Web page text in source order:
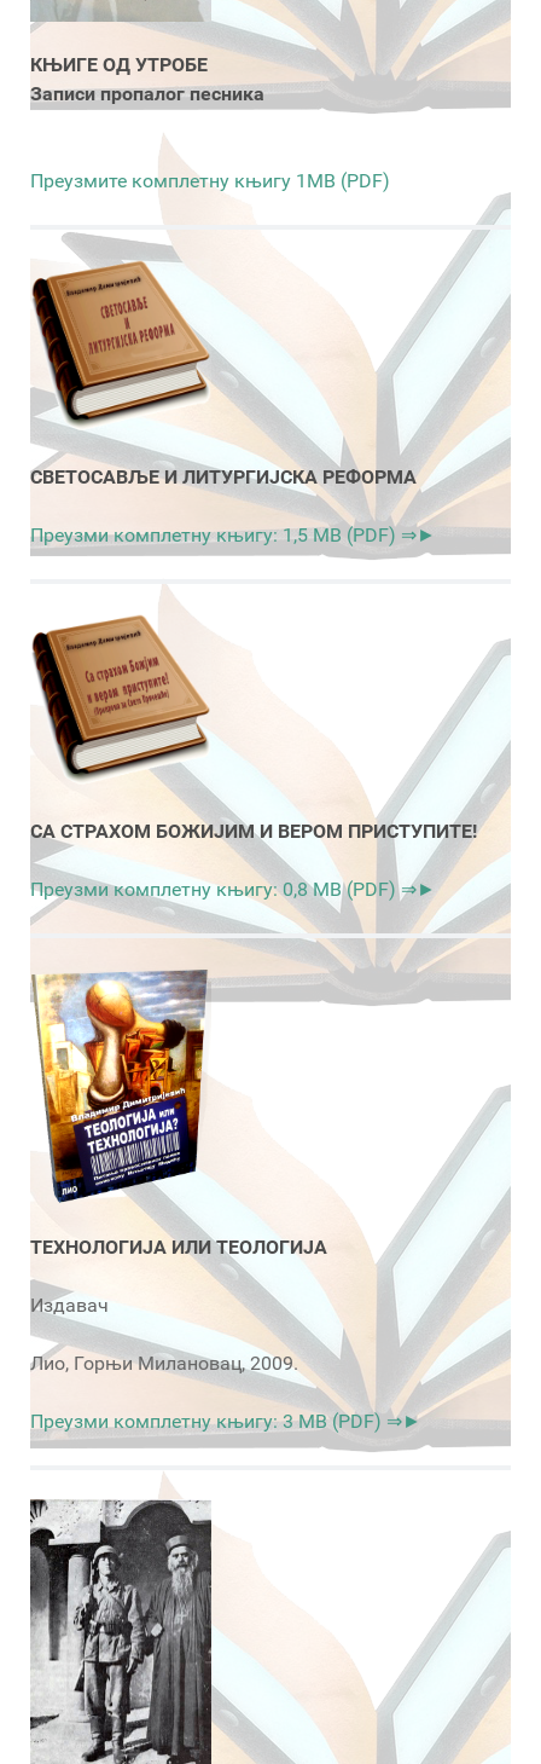
КЊИГЕ ОД УТРОБЕ
Записи пропалог песника
Преузмите комплетну књигу 1MB (PDF)
СВЕТОСАВЉЕ И ЛИТУРГИЈСКА РЕФОРМА
Преузми комплетну књигу: 1,5 MB (PDF) ⇒►
СА СТРАХОМ БОЖИЈИМ И ВЕРОМ ПРИСТУПИТЕ!
Преузми комплетну књигу: 0,8 MB (PDF) ⇒►
ТЕХНОЛОГИЈА ИЛИ ТЕОЛОГИЈА
Издавач
Лио, Горњи Милановац, 2009.
Преузми комплетну књигу: 3 MB (PDF) ⇒►